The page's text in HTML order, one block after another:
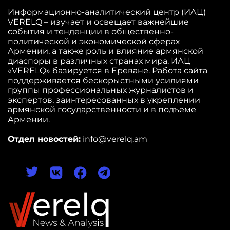
Информационно-аналитический центр (ИАЦ)
VERELQ – изучает и освещает важнейшие
события и тенденции в общественно-
политической и экономической сферах
Армении, а также роль и влияние армянской
диаспоры в различных странах мира. ИАЦ
«VERELQ» базируется в Ереване. Работа сайта
поддерживается бескорыстными усилиями
группы профессиональных журналистов и
экспертов, заинтересованных в укреплении
армянской государственности и в подъеме
Армении.
Отдел новостей: info@verelq.am